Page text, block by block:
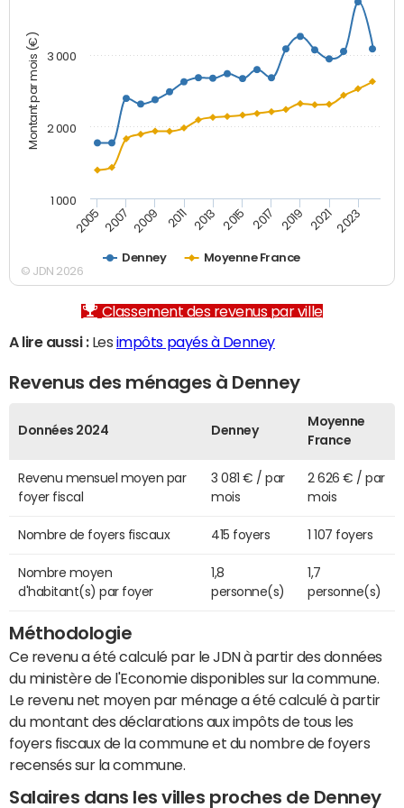
Montant par mois (€)
Denney Moyenne France
2005 2007 2009 2011 2013 2015 2017 2019 2021 2023
1 000
2 000
3 000
© JDN 2026
Classement des revenus par ville
A lire aussi :Les impôts payés à Denney
Revenus des ménages à Denney
Données 2024 Denney
Moyenne
France
Revenu mensuel moyen par
foyer fiscal
3 081 € / par
mois
2 626 € / par
mois
Nombre de foyers fiscaux 415 foyers 1 107 foyers
Nombre moyen
d'habitant(s) par foyer
1,8
personne(s)
1,7
personne(s)
Méthodologie
Ce revenu a été calculé par le JDN à partir des données
du ministère de l'Economie disponibles sur la commune.
Le revenu net moyen par ménage a été calculé à partir
du montant des déclarations aux impôts de tous les
foyers fiscaux de la commune et du nombre de foyers
recensés sur la commune.
Salaires dans les villes proches de Denney